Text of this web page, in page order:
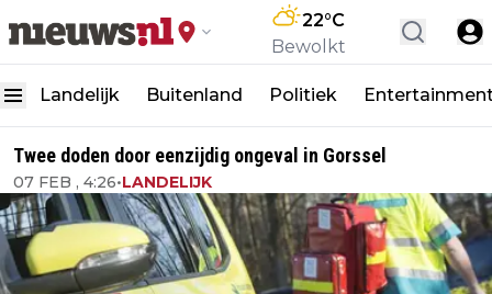
22°C
Bewolkt
Landelijk Buitenland Politiek
Twee doden door eenzijdig ongeval in Gorssel
07 FEB , 4:26•LANDELIJK